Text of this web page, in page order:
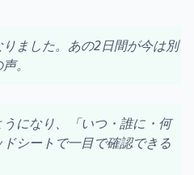
りました。あの2日間が今は別
。
になり、「いつ・誰に・何
シートで一目で確認できる